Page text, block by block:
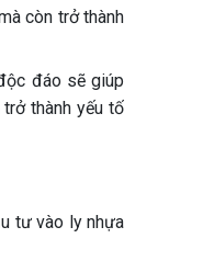
còn trở thành
đáo sẽ giúp
thành yếu tố
tư vào ly nhựa